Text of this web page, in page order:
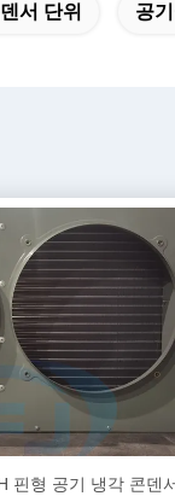
서 단위 공
핀형 공기 냉각 콘덴